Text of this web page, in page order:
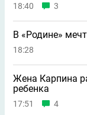
18:40 3
В «Родине»
18:28
Жена Карпина
ребeнка
17:51 4